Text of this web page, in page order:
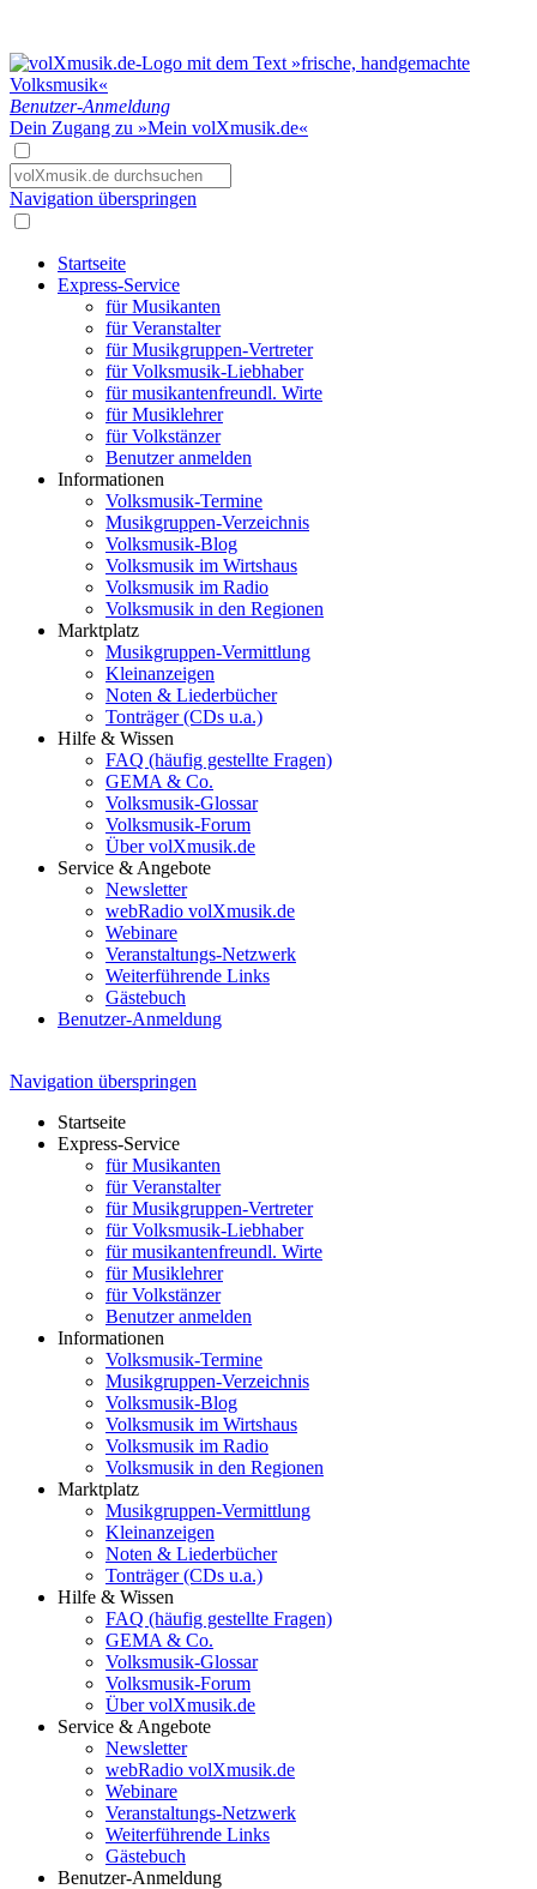
Benutzer-Anmeldung
Dein Zugang zu »Mein volXmusik.de«
Navigation überspringen
Startseite
Express-Service
für Musikanten
für Veranstalter
für Musikgruppen-Vertreter
für Volksmusik-Liebhaber
für musikantenfreundl. Wirte
für Musiklehrer
für Volkstänzer
Benutzer anmelden
Informationen
Volksmusik-Termine
Musikgruppen-Verzeichnis
Volksmusik-Blog
Volksmusik im Wirtshaus
Volksmusik im Radio
Volksmusik in den Regionen
Marktplatz
Musikgruppen-Vermittlung
Kleinanzeigen
Noten & Liederbücher
Tonträger (CDs u.a.)
Hilfe & Wissen
FAQ (häufig gestellte Fragen)
GEMA & Co.
Volksmusik-Glossar
Volksmusik-Forum
Über volXmusik.de
Service & Angebote
Newsletter
webRadio volXmusik.de
Webinare
Veranstaltungs-Netzwerk
Weiterführende Links
Gästebuch
Benutzer-Anmeldung
Navigation überspringen
Startseite
Express-Service
für Musikanten
für Veranstalter
für Musikgruppen-Vertreter
für Volksmusik-Liebhaber
für musikantenfreundl. Wirte
für Musiklehrer
für Volkstänzer
Benutzer anmelden
Informationen
Volksmusik-Termine
Musikgruppen-Verzeichnis
Volksmusik-Blog
Volksmusik im Wirtshaus
Volksmusik im Radio
Volksmusik in den Regionen
Marktplatz
Musikgruppen-Vermittlung
Kleinanzeigen
Noten & Liederbücher
Tonträger (CDs u.a.)
Hilfe & Wissen
FAQ (häufig gestellte Fragen)
GEMA & Co.
Volksmusik-Glossar
Volksmusik-Forum
Über volXmusik.de
Service & Angebote
Newsletter
webRadio volXmusik.de
Webinare
Veranstaltungs-Netzwerk
Weiterführende Links
Gästebuch
Benutzer-Anmeldung